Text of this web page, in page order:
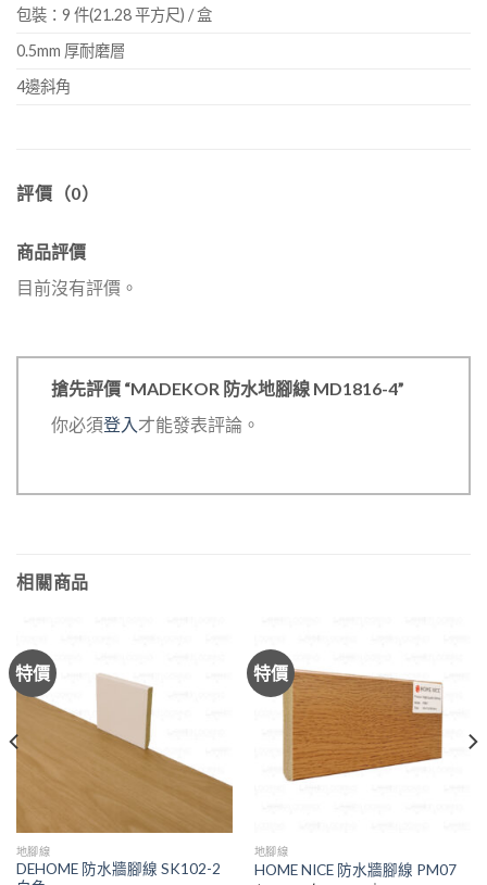
包裝：9 件(21.28 平方尺) / 盒
0.5mm 厚耐磨層
4邊斜角
評價（0）
商品評價
目前沒有評價。
搶先評價 “MADEKOR 防水地腳線 MD1816-4”
你必須登入才能發表評論。
相關商品
特價
地腳線
DEHOME 防水牆腳線 SK102-2
特價
地腳線
HOME NICE 防水牆腳線 PM07